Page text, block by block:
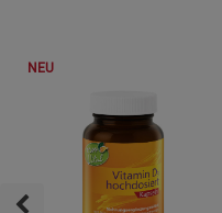
NEU